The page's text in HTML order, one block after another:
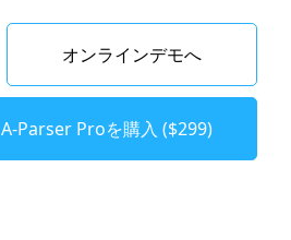
オンラインデモへ
A-Parser Proを購入 ($299)